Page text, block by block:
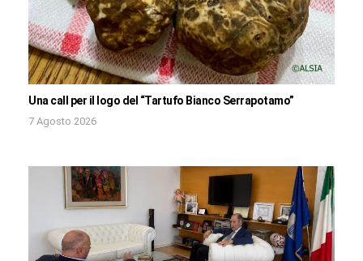
Una call per il logo del “Tartufo Bianco Serrapotamo”
7 Agosto 2026